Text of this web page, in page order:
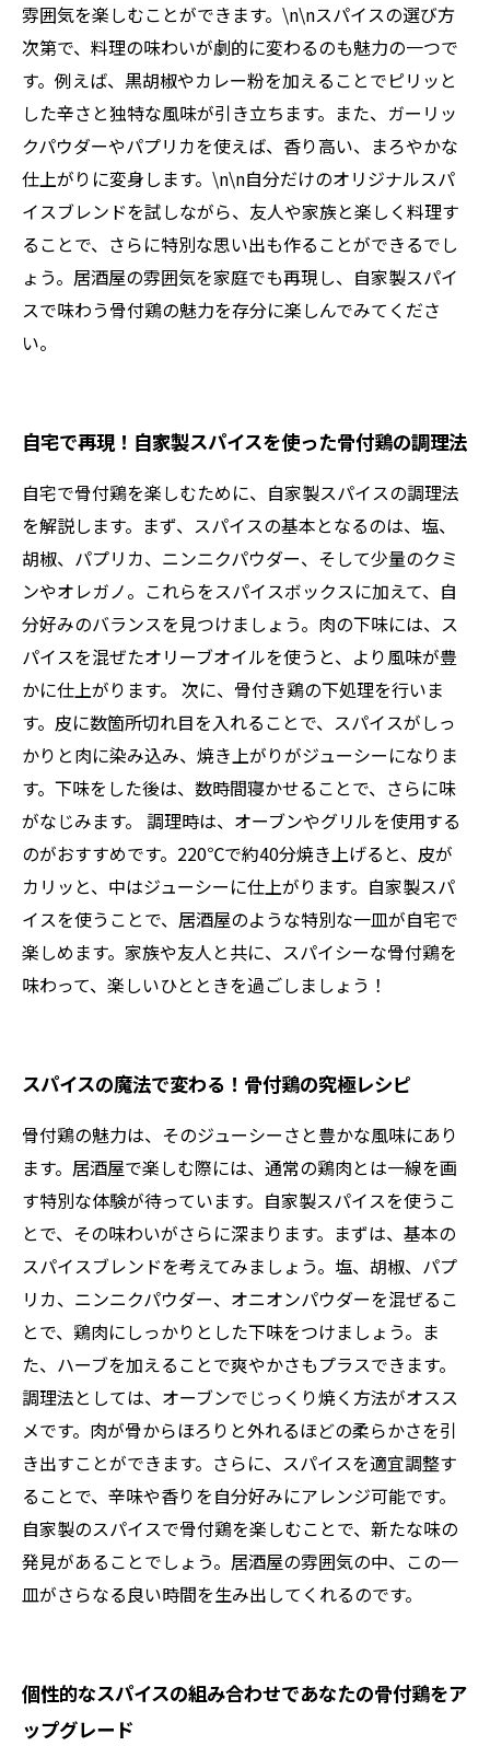
雰囲気を楽しむことができます。\n\nスパイスの選び方
次第で、料理の味わいが劇的に変わるのも魅力の一つで
す。例えば、黒胡椒やカレー粉を加えることでピリッと
した辛さと独特な風味が引き立ちます。また、ガーリッ
クパウダーやパプリカを使えば、香り高い、まろやかな
仕上がりに変身します。\n\n自分だけのオリジナルスパ
イスブレンドを試しながら、友人や家族と楽しく料理す
ることで、さらに特別な思い出も作ることができるでし
ょう。居酒屋の雰囲気を家庭でも再現し、自家製スパイ
スで味わう骨付鶏の魅力を存分に楽しんでみてくださ
い。
自宅で再現！自家製スパイスを使った骨付鶏の調理法
自宅で骨付鶏を楽しむために、自家製スパイスの調理法
を解説します。まず、スパイスの基本となるのは、塩、
胡椒、パプリカ、ニンニクパウダー、そして少量のクミ
ンやオレガノ。これらをスパイスボックスに加えて、自
分好みのバランスを見つけましょう。肉の下味には、ス
パイスを混ぜたオリーブオイルを使うと、より風味が豊
かに仕上がります。 次に、骨付き鶏の下処理を行いま
す。皮に数箇所切れ目を入れることで、スパイスがしっ
かりと肉に染み込み、焼き上がりがジューシーになりま
す。下味をした後は、数時間寝かせることで、さらに味
がなじみます。 調理時は、オーブンやグリルを使用する
のがおすすめです。220℃で約40分焼き上げると、皮が
カリッと、中はジューシーに仕上がります。自家製スパ
イスを使うことで、居酒屋のような特別な一皿が自宅で
楽しめます。家族や友人と共に、スパイシーな骨付鶏を
味わって、楽しいひとときを過ごしましょう！
スパイスの魔法で変わる！骨付鶏の究極レシピ
骨付鶏の魅力は、そのジューシーさと豊かな風味にあり
ます。居酒屋で楽しむ際には、通常の鶏肉とは一線を画
す特別な体験が待っています。自家製スパイスを使うこ
とで、その味わいがさらに深まります。まずは、基本の
スパイスブレンドを考えてみましょう。塩、胡椒、パプ
リカ、ニンニクパウダー、オニオンパウダーを混ぜるこ
とで、鶏肉にしっかりとした下味をつけましょう。ま
た、ハーブを加えることで爽やかさもプラスできます。
調理法としては、オーブンでじっくり焼く方法がオスス
メです。肉が骨からほろりと外れるほどの柔らかさを引
き出すことができます。さらに、スパイスを適宜調整す
ることで、辛味や香りを自分好みにアレンジ可能です。
自家製のスパイスで骨付鶏を楽しむことで、新たな味の
発見があることでしょう。居酒屋の雰囲気の中、この一
皿がさらなる良い時間を生み出してくれるのです。
個性的なスパイスの組み合わせであなたの骨付鶏をア
ップグレード